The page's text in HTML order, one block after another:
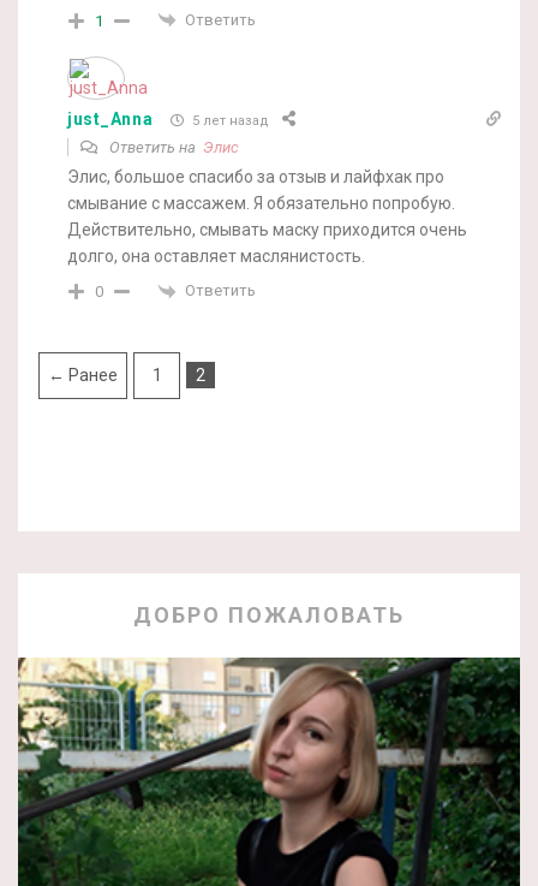
1 Ответить
just_Anna 5 лет назад
Ответить на Элис
Элис, большое спасибо за отзыв и лайфхак про
смывание с массажем. Я обязательно попробую.
Действительно, смывать маску приходится очень
долго, она оставляет маслянистость.
0 Ответить
← Ранее 1 2
ДОБРО ПОЖАЛОВАТЬ